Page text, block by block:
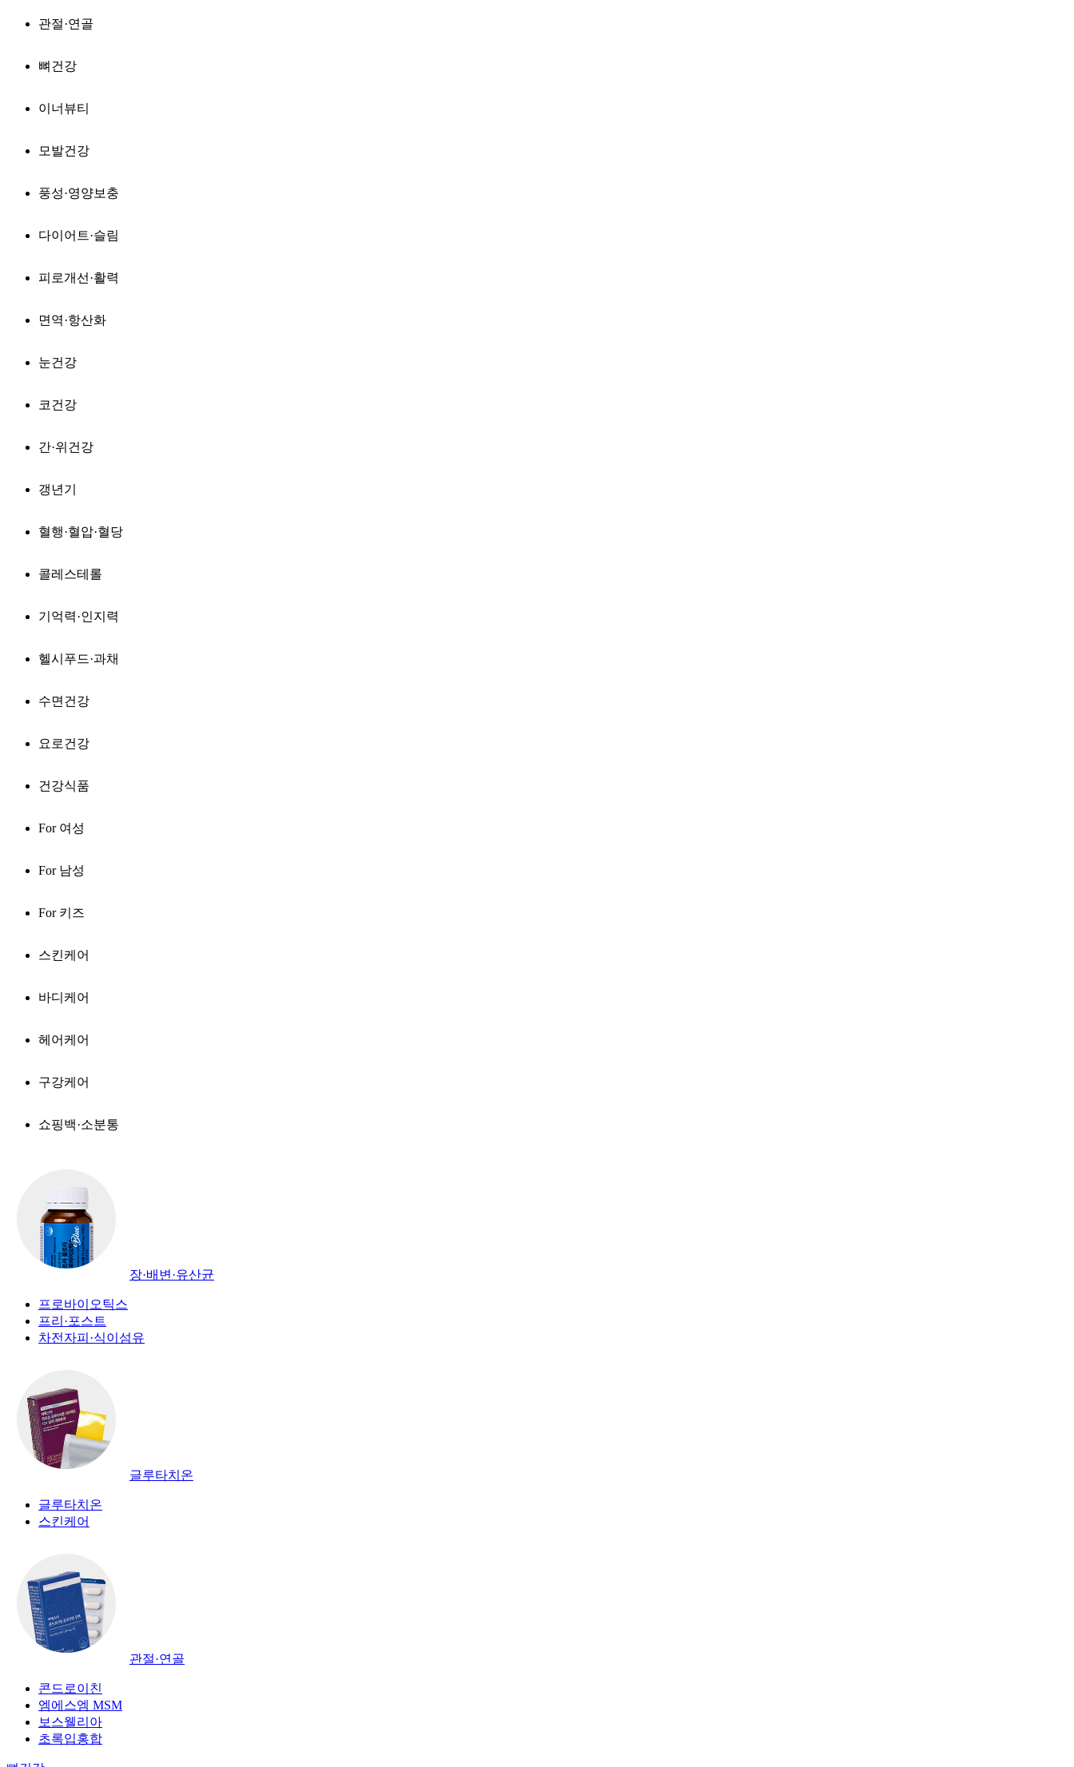
관절·연골
뼈건강
이너뷰티
모발건강
풍성·영양보충
다이어트·슬림
피로개선·활력
면역·항산화
눈건강
코건강
간·위건강
갱년기
혈행·혈압·혈당
콜레스테롤
기억력·인지력
헬시푸드·과채
수면건강
요로건강
건강식품
For 여성
For 남성
For 키즈
스킨케어
바디케어
헤어케어
구강케어
쇼핑백·소분통
장·배변·유산균
프로바이오틱스
프리·포스트
차전자피·식이섬유
글루타치온
글루타치온
스킨케어
관절·연골
콘드로이친
엠에스엠 MSM
보스웰리아
초록입홍합